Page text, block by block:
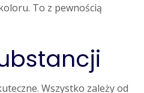
To z pewnością
Wszystko zależy od